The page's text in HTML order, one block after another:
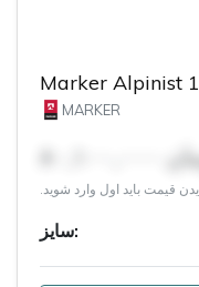
Marker Alpinist
MARKER
تومان
قیمت باید اول وارد شوید.
سایز: